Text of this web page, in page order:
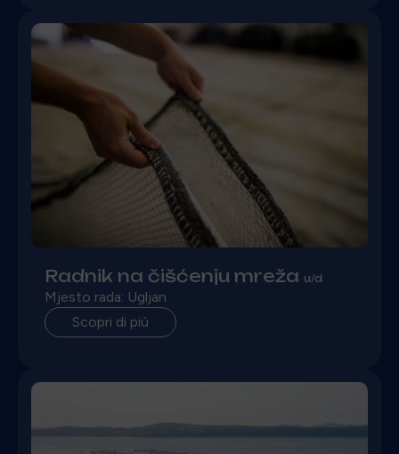
Radnik na čišćenju mreža u/d
Mjesto rada: Ugljan
Scopri di più